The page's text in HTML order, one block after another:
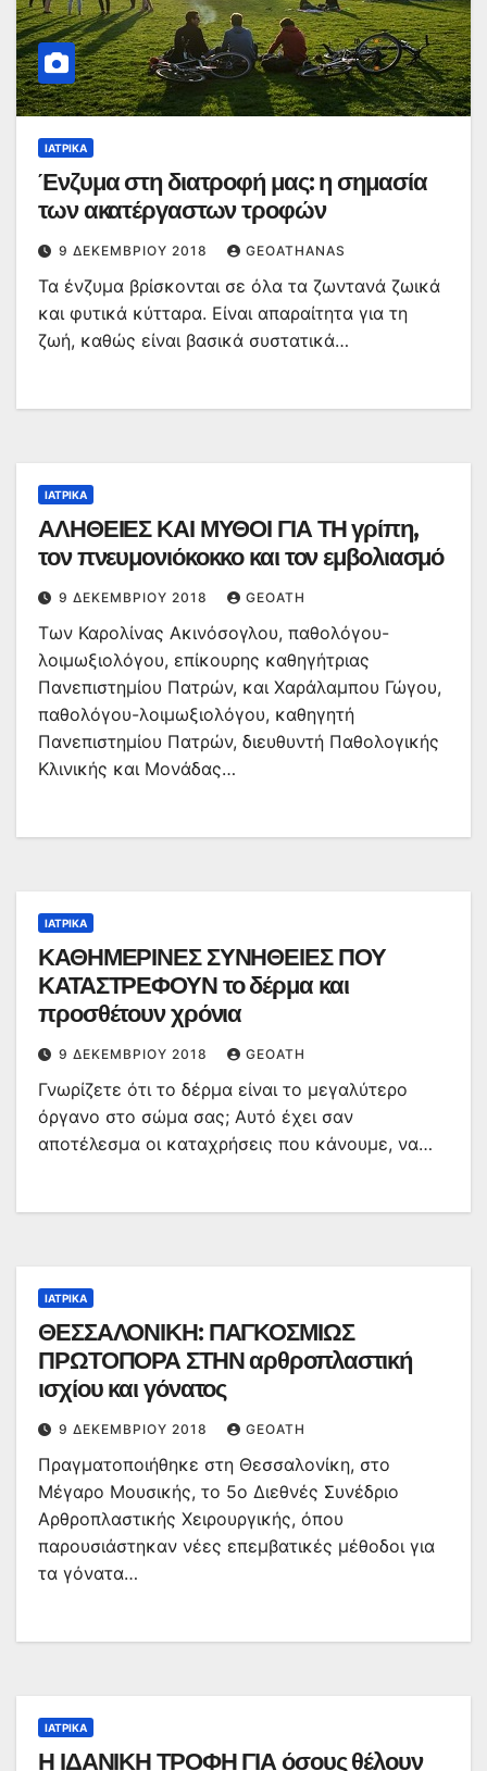
ΙΑΤΡΙΚΆ
Ένζυμα στη διατροφή μας: η σημασία
των ακατέργαστων τροφών
9 ΔΕΚΕΜΒΡΊΟΥ 2018 GEOATHANAS
Τα ένζυμα βρίσκονται σε όλα τα ζωντανά ζωικά
και φυτικά κύτταρα. Είναι απαραίτητα για τη
ζωή, καθώς είναι βασικά συστατικά…
ΙΑΤΡΙΚΆ
ΑΛΗΘΕΙΕΣ ΚΑΙ ΜΥΘΟΙ ΓΙΑ ΤΗ γρίπη,
τον πνευμονιόκοκκο και τον εμβολιασμό
9 ΔΕΚΕΜΒΡΊΟΥ 2018 GEOATH
Των Καρολίνας Ακινόσογλου, παθολόγου-
λοιμωξιολόγου, επίκουρης καθηγήτριας
Πανεπιστημίου Πατρών, και Χαράλαμπου Γώγου,
παθολόγου-λοιμωξιολόγου, καθηγητή
Πανεπιστημίου Πατρών, διευθυντή Παθολογικής
Κλινικής και Μονάδας…
ΙΑΤΡΙΚΆ
ΚΑΘΗΜΕΡΙΝΕΣ ΣΥΝΗΘΕΙΕΣ ΠΟΥ
ΚΑΤΑΣΤΡΕΦΟΥΝ το δέρμα και
προσθέτουν χρόνια
9 ΔΕΚΕΜΒΡΊΟΥ 2018 GEOATH
Γνωρίζετε ότι το δέρμα είναι το μεγαλύτερο
όργανο στο σώμα σας; Αυτό έχει σαν
αποτέλεσμα οι καταχρήσεις που κάνουμε, να…
ΙΑΤΡΙΚΆ
ΘΕΣΣΑΛΟΝΙΚΗ: ΠΑΓΚΟΣΜΙΩΣ
ΠΡΩΤΟΠΟΡΑ ΣΤΗΝ αρθροπλαστική
ισχίου και γόνατος
9 ΔΕΚΕΜΒΡΊΟΥ 2018 GEOATH
Πραγματοποιήθηκε στη Θεσσαλονίκη, στο
Μέγαρο Μουσικής, το 5ο Διεθνές Συνέδριο
Αρθροπλαστικής Χειρουργικής, όπου
παρουσιάστηκαν νέες επεμβατικές μέθοδοι για
τα γόνατα…
ΙΑΤΡΙΚΆ
Η ΙΔΑΝΙΚΗ ΤΡΟΦΗ ΓΙΑ όσους θέλουν